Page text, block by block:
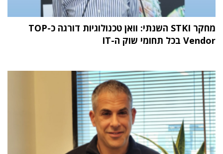
מחקר STKI השנתי: וואן טכנולוגיות דורגה כ-TOP
Vendor בכל תחומי שוק ה-IT